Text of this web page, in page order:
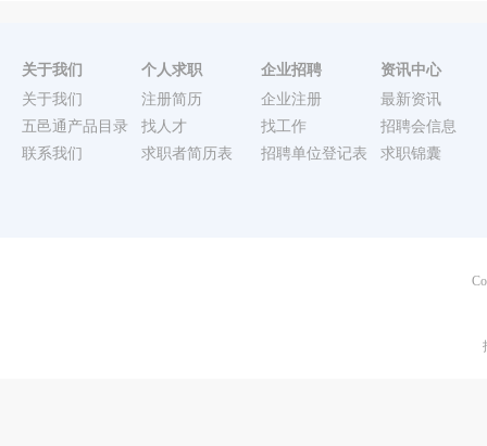
关于我们
关于我们
五邑通产品目录
联系我们
个人求职
注册简历
找人才
求职者简历表
企业招聘
企业注册
找工作
招聘单位登记表
资讯中心
最新资讯
招聘会信息
求职锦囊